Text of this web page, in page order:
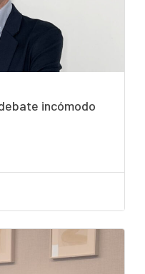
incómodo